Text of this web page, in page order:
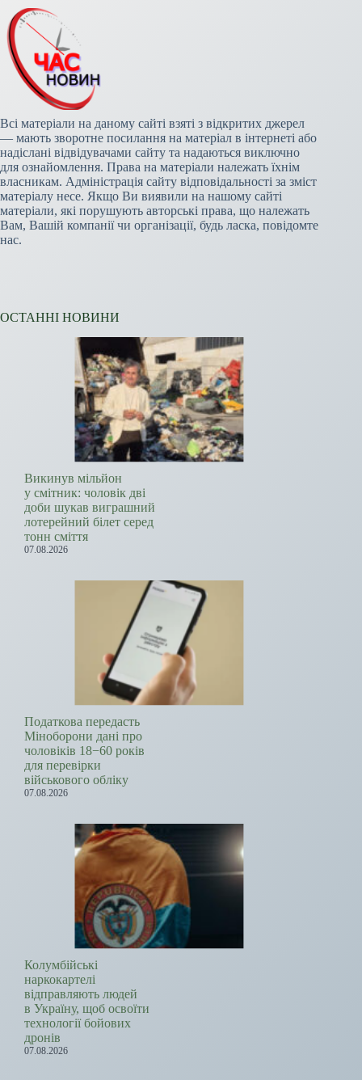
Всі матеріали на даному сайті взяті з відкритих джерел
— мають зворотне посилання на матеріал в інтернеті або
надіслані відвідувачами сайту та надаються виключно
для ознайомлення. Права на матеріали належать їхнім
власникам. Адміністрація сайту відповідальності за зміст
матеріалу несе. Якщо Ви виявили на нашому сайті
матеріали, які порушують авторські права, що належать
Вам, Вашій компанії чи організації, будь ласка, повідомте
нас.
ОСТАННІ НОВИНИ
Викинув мільйон
у смітник: чоловік дві
доби шукав виграшний
лотерейний білет серед
тонн сміття
07.08.2026
Податкова передасть
Міноборони дані про
чоловіків 18−60 років
для перевірки
військового обліку
07.08.2026
Колумбійські
наркокартелі
відправляють людей
в Україну, щоб освоїти
технології бойових
дронів
07.08.2026